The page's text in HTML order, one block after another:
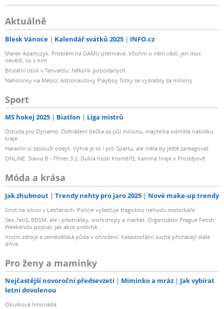
Aktuálně
Blesk Vánoce Kalendář svátků 2025 INFO.cz
Marek Adamczyk: Problém na DAMU přetrvává. Všichni o něm vědí, jen moc
nevědí, co s ním
Brutální útok v Tanvaldu: Několik pobodaných
Nahotinky na Měsíci: Astronautovy Playboy fotky se vydražily za miliony
Sport
MS hokej 2025 Biatlon Liga mistrů
Ostuda pro Dynamo. Odhlášení béčka za půl milionu, majitelka odmítla nabídku
kraje
Haraslín si zaslouží odejít. Výhra je to i pro Spartu, ale měla by ještě zareagovat
ONLINE: Slavia B - Třinec 3:2. Dukla hostí Kroměříž, Karviná hraje v Prostějově
Móda a krása
Jak zhubnout Trendy nehty pro jaro 2025 Nové make-up trendy
Smrt na silnici v Letňanech: Policie vyšetřuje tragickou nehodu motorkáře
Sex, fetiš, BDSM, ale i přednášky, workshopy a market. Organizátor Prague Fetish
Weekendu popsal, jak akce probíhá
Vodní zdroje a zemědělská půda v ohrožení: Katastrofální sucha přicházejí stále
dříve
Pro ženy a maminky
Nejčastější novoroční předsevzetí Miminko a mráz
Jak vybírat
letní dovolenou
Okurková limonáda